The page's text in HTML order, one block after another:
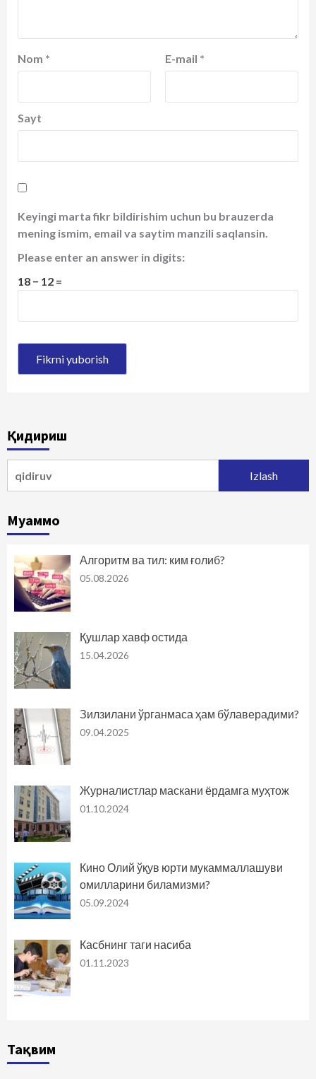
Nom * E-mail *
Sayt
Keyingi marta fikr bildirishim uchun bu brauzerda
mening ismim, email va saytim manzili saqlansin.
Please enter an answer in digits:
18 − 12 =
Қидириш
Муаммо
Алгоритм ва тил: ким ғолиб?
05.08.2026
Қушлар хавф остида
15.04.2026
Зилзилани ўрганмаса ҳам бўлаверадими?
09.04.2025
Журналистлар маскани ёрдамга муҳтож
01.10.2024
Кино Олий ўқув юрти мукаммаллашуви
омилларини биламизми?
05.09.2024
Касбнинг таги насиба
01.11.2023
Тақвим